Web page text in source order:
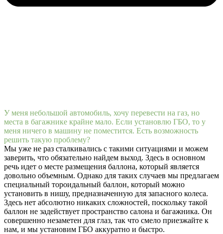
У меня небольшой автомобиль, хочу перевести на газ, но
места в багажнике крайне мало. Если установлю ГБО, то у
меня ничего в машину не поместится. Есть возможность
решить такую проблему?
Мы уже не раз сталкивались с такими ситуациями и можем
заверить, что обязательно найдем выход. Здесь в основном
речь идет о месте размещения баллона, который является
довольно объемным. Однако для таких случаев мы предлагаем
специальный тороидальный баллон, который можно
установить в нишу, предназначенную для запасного колеса.
Здесь нет абсолютно никаких сложностей, поскольку такой
баллон не задействует пространство салона и багажника. Он
совершенно незаметен для глаз, так что смело приезжайте к
нам, и мы установим ГБО аккуратно и быстро.